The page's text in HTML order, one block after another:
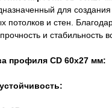
для
потолков и стен.
и стабильность
профиля CD 60x27 мм: